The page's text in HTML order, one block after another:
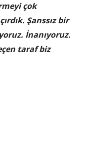
çok
Şanssız bir
İnanıyoruz.
taraf biz